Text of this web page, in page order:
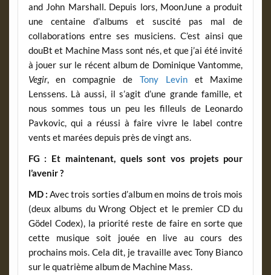
and John Marshall. Depuis lors, MoonJune a produit
une centaine d’albums et suscité pas mal de
collaborations entre ses musiciens. C’est ainsi que
douBt et Machine Mass sont nés, et que j’ai été invité
à jouer sur le récent album de Dominique Vantomme,
Vegir, en compagnie de Tony Levinet Maxime
Lenssens. Là aussi, il s’agit d’une grande famille, et
nous sommes tous un peu les filleuls de Leonardo
Pavkovic, qui a réussi à faire vivre le label contre
vents et marées depuis près de vingt ans.
FG : Et maintenant, quels sont vos projets pour
l’avenir ?
MD : Avec trois sorties d’album en moins de trois mois
(deux albums du Wrong Object et le premier CD du
Gödel Codex), la priorité reste de faire en sorte que
cette musique soit jouée en live au cours des
prochains mois. Cela dit, je travaille avec Tony Bianco
sur le quatrième album de Machine Mass.